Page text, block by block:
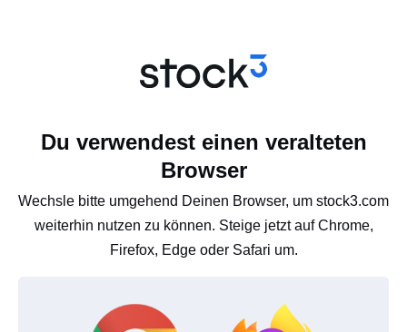
Du verwendest einen veralteten
Browser
Wechsle bitte umgehend Deinen Browser, um stock3.com
weiterhin nutzen zu können. Steige jetzt auf Chrome,
Firefox, Edge oder Safari um.